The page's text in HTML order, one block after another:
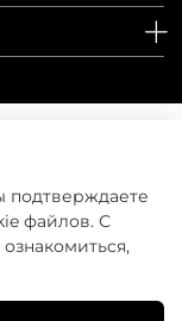
подтверждаете
файлов. С